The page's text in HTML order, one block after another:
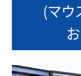
(マウ